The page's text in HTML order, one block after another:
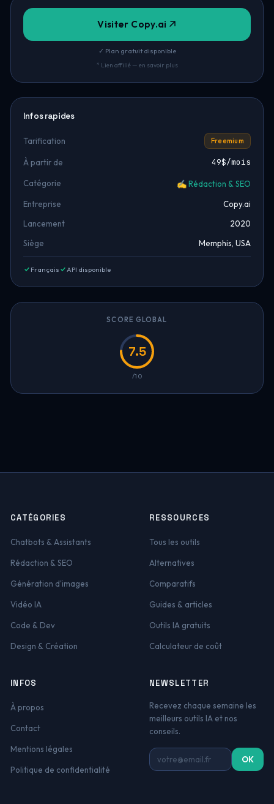
Visiter Copy.ai
✓ Plan gratuit disponible
* Lien affilié — en savoir plus
Infos rapides
Tarification Freemium
À partir de 49$/mois
Catégorie ✍️ Rédaction & SEO
Entreprise
Copy.ai
Lancement
2020
Siège
Memphis, USA
Français API disponible
SCORE GLOBAL
7.5
/10
CATÉGORIES
Chatbots & Assistants
Rédaction & SEO
Génération d'images
Vidéo IA
Code & Dev
Design & Création
RESSOURCES
Tous les outils
Alternatives
Comparatifs
Guides & articles
Outils IA gratuits
Calculateur de coût
INFOS
À propos
Contact
Mentions légales
Politique de confidentialité
NEWSLETTER
Recevez chaque semaine les
meilleurs outils IA et nos
conseils.
Adresse email OK